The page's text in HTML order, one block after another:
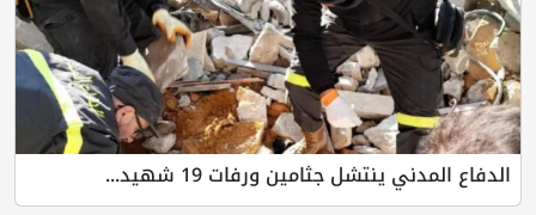
الدفاع المدني ينتشل جثامين ورفات 19 شهيد...